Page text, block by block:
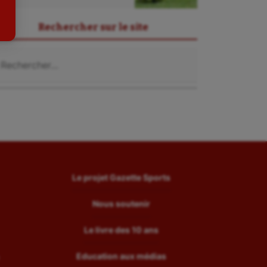
Tir à l'arc
Water-polo
Rechercher sur le site
Le projet Gazette Sports
Nous soutenir
Le livre des 10 ans
Education aux médias